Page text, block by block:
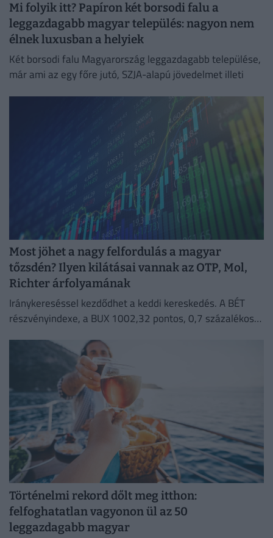
Mi folyik itt? Papíron két borsodi falu a
leggazdagabb magyar település: nagyon nem
élnek luxusban a helyiek
Két borsodi falu Magyarország leggazdagabb települése,
már ami az egy főre jutó, SZJA-alapú jövedelmet illeti
Most jöhet a nagy felfordulás a magyar
tőzsdén? Ilyen kilátásai vannak az OTP, Mol,
Richter árfolyamának
Iránykereséssel kezdődhet a keddi kereskedés. A BÉT
részvényindexe, a BUX 1002,32 pontos, 0,7 százalékos
Történelmi rekord dőlt meg itthon:
felfoghatatlan vagyonon ül az 50
leggazdagabb magyar